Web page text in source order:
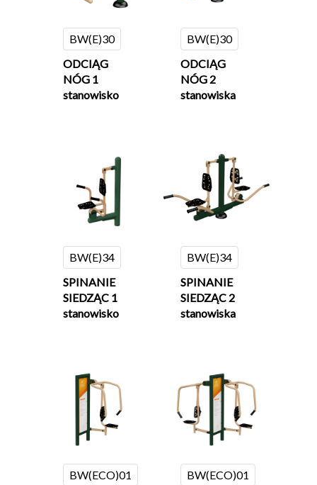
BW(E)30
ODCIĄG
NÓG 1
stanowisko
BW(E)30
ODCIĄG
NÓG 2
stanowiska
BW(E)34
SPINANIE
SIEDZĄC 1
stanowisko
BW(E)34
SPINANIE
SIEDZĄC 2
stanowiska
BW(ECO)01
BW(ECO)01